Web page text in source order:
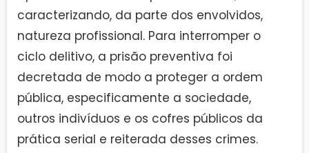
caracterizando, da parte dos envolvidos,
natureza profissional. Para interromper o
ciclo delitivo, a prisão preventiva foi
decretada de modo a proteger a ordem
pública, especificamente a sociedade,
outros indivíduos e os cofres públicos da
prática serial e reiterada desses crimes.